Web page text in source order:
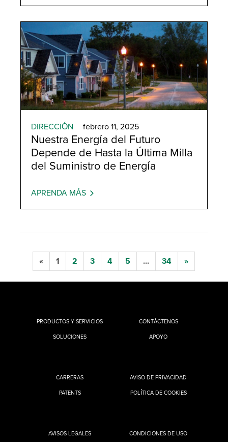
DIRECCIÓN febrero 11, 2025
Nuestra Energía del Futuro
Depende de Hasta la Última Milla
del Suministro de Energía
APRENDA MÁS
« 1 2 3 4 5 ... 34 »
PRODUCTOS Y SERVICIOS
SOLUCIONES
CONTÁCTENOS
APOYO
CARRERAS
PATENTS
AVISO DE PRIVACIDAD
POLÍTICA DE COOKIES
AVISOS LEGALES CONDICIONES DE USO